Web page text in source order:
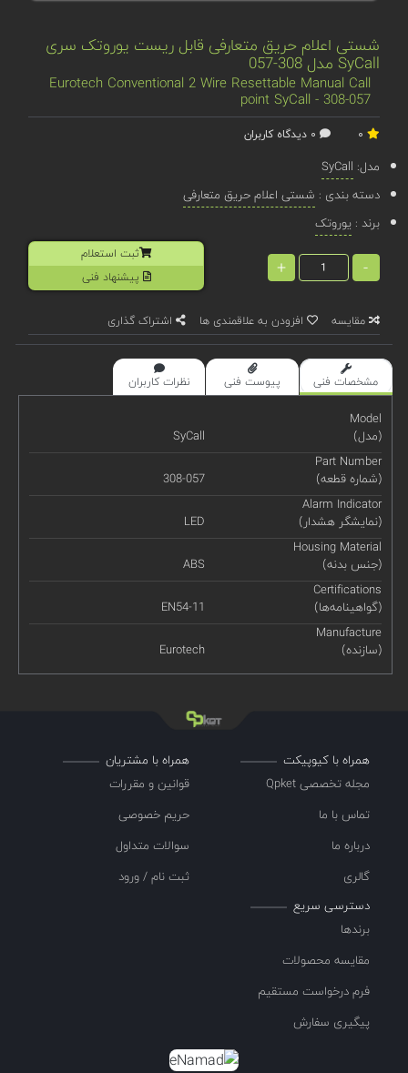
شستی اعلام حریق متعارفی قابل ریست یوروتک سری
SyCall مدل 308-057
Eurotech Conventional 2 Wire Resettable Manual Call
point SyCall - 308-057
مدل: SyCall
دسته بندی : شستی اعلام حریق متعارفی
برند :یوروتک
-
+
ثبت استعلام
پیشنهاد فنی
مقایسه افزودن به علاقمندی ها اشتراک گذاری
مشخصات فنی پیوست فنی نظرات کاربران
Model
(مدل)
SyCall
Part Number
(شماره قطعه)
308-057
Alarm Indicator
(نمایشگر هشدار)
LED
Housing Material
(جنس بدنه)
ABS
Certifications
(گواهینامه‌ها)
EN54-11
Manufacture
(سازنده)
Eurotech
همراه با کیوپیکت
مجله تخصصی Qpket
تماس با ما
درباره ما
گالری
همراه با مشتریان
قوانین و مقررات
حریم خصوصی
سوالات متداول
ثبت نام / ورود
دسترسی سریع
برندها
مقایسه محصولات
فرم درخواست مستقیم
پیگیری سفارش